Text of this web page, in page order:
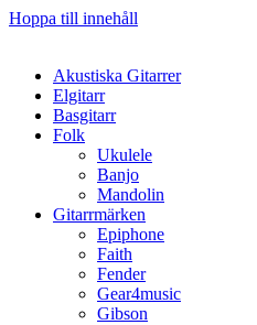
Hoppa till innehåll
Akustiska Gitarrer
Elgitarr
Basgitarr
Folk
Ukulele
Banjo
Mandolin
Gitarrmärken
Epiphone
Faith
Fender
Gear4music
Gibson